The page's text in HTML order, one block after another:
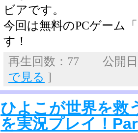
ビアです。
今回は無料のPCゲーム
す！
再生回数：77 公開
で見る ]
ひよこが世界を救
を実況プレイ！